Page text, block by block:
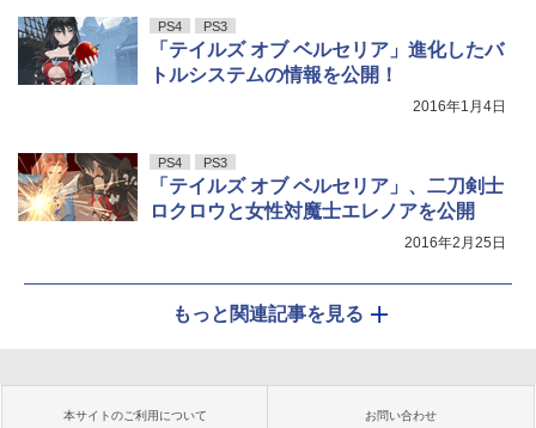
PS4 PS3
「テイルズ オブ ベルセリア」進化したバ
トルシステムの情報を公開！
2016年1月4日
PS4 PS3
「テイルズ オブ ベルセリア」、二刀剣士
ロクロウと女性対魔士エレノアを公開
2016年2月25日
もっと関連記事を見る
本サイトのご利用について お問い合わせ